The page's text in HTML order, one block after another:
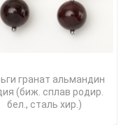
гранат альмандин
(биж. сплав родир.
бел., сталь хир.)